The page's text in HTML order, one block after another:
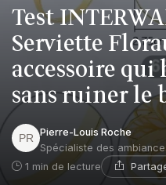
Test
Serviette
accessoire
sans ruiner le
Pierre-Louis Roche
Spécialiste des
1 min de lecture